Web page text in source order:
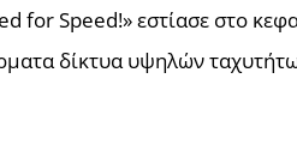
Speed!» εστίασε στο
δίκτυα υψηλών